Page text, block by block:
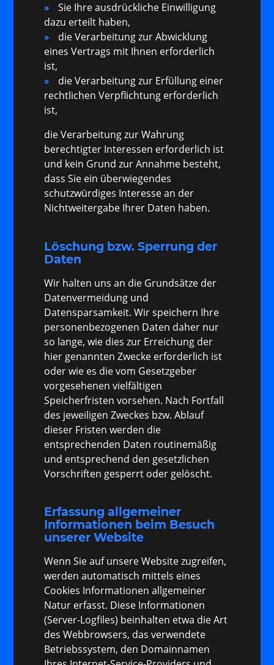
Sie Ihre ausdrückliche Einwilligung
dazu erteilt haben,
die Verarbeitung zur Abwicklung
eines Vertrags mit Ihnen erforderlich
ist,
die Verarbeitung zur Erfüllung einer
rechtlichen Verpflichtung erforderlich
ist,
die Verarbeitung zur Wahrung
berechtigter Interessen erforderlich ist
und kein Grund zur Annahme besteht,
dass Sie ein überwiegendes
schutzwürdiges Interesse an der
Nichtweitergabe Ihrer Daten haben.
Löschung bzw. Sperrung der
Daten
Wir halten uns an die Grundsätze der
Datenvermeidung und
Datensparsamkeit. Wir speichern Ihre
personenbezogenen Daten daher nur
so lange, wie dies zur Erreichung der
hier genannten Zwecke erforderlich ist
oder wie es die vom Gesetzgeber
vorgesehenen vielfältigen
Speicherfristen vorsehen. Nach Fortfall
des jeweiligen Zweckes bzw. Ablauf
dieser Fristen werden die
entsprechenden Daten routinemäßig
und entsprechend den gesetzlichen
Vorschriften gesperrt oder gelöscht.
Erfassung allgemeiner
Informationen beim Besuch
unserer Website
Wenn Sie auf unsere Website zugreifen,
werden automatisch mittels eines
Cookies Informationen allgemeiner
Natur erfasst. Diese Informationen
(Server-Logfiles) beinhalten etwa die Art
des Webbrowsers, das verwendete
Betriebssystem, den Domainnamen